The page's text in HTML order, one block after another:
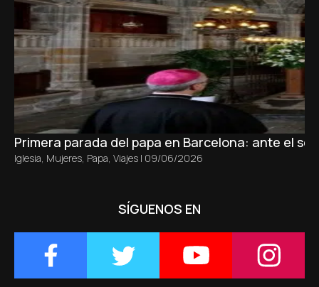
Primera parada del papa en Barcelona: ante el
Iglesia, Mujeres, Papa, Viajes | 09/06/2026
SÍGUENOS EN